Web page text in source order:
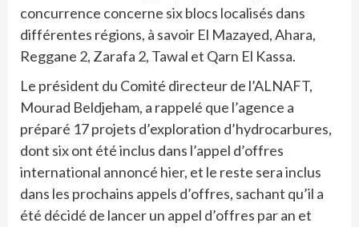
concurrence concerne six blocs localisés dans
différentes régions, à savoir El Mazayed, Ahara,
Reggane 2, Zarafa 2, Tawal et Qarn El Kassa.
Le président du Comité directeur de l’ALNAFT,
Mourad Beldjeham, a rappelé que l’agence a
préparé 17 projets d’exploration d’hydrocarbures,
dont six ont été inclus dans l’appel d’offres
international annoncé hier, et le reste sera inclus
dans les prochains appels d’offres, sachant qu’il a
été décidé de lancer un appel d’offres par an et